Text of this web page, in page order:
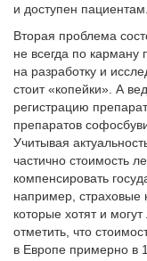
и доступен пациентам.
Вторая проблема
не всегда по карману
на разработку и
стоит «копейки». А
регистрацию
препаратов
Учитывая
частично стоимость
компенсировать
например,
которые хотят и
отметить, что
в Европе примерно в